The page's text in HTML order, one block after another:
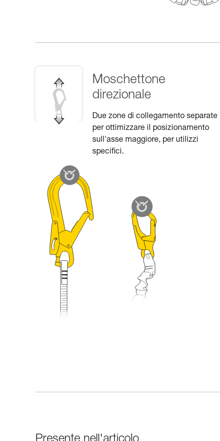
Moschettone
direzionale
Due zone di collegamento separate
per ottimizzare il posizionamento
sull'asse maggiore, per utilizzi
specifici.